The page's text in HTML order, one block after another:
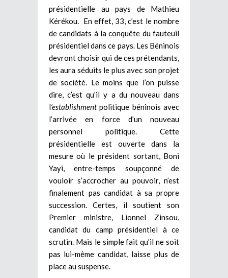
présidentielle au pays de Mathieu
Kérékou. En effet, 33, c’est le nombre
de candidats à la conquête du fauteuil
présidentiel dans ce pays. Les Béninois
devront choisir qui de ces prétendants,
les aura séduits le plus avec son projet
de société. Le moins que l’on puisse
dire, c’est qu’il y a du nouveau dans
l’establishmentpolitique béninois avec
l’arrivée en force d’un nouveau
personnel politique. Cette
présidentielle est ouverte dans la
mesure où le président sortant, Boni
Yayi, entre-temps soupçonné de
vouloir s’accrocher au pouvoir, n’est
finalement pas candidat à sa propre
succession. Certes, il soutient son
Premier ministre, Lionnel Zinsou,
candidat du camp présidentiel à ce
scrutin. Mais le simple fait qu’il ne soit
pas lui-même candidat, laisse plus de
place au suspense.